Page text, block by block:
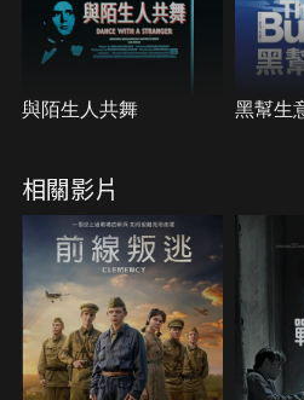
與陌生人共舞 黑幫生
相關影片